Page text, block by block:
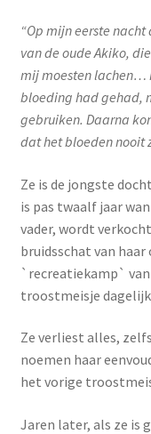
“Op mijn eerste
van de oude Akiko,
mij moesten lachen…
bloeding had gehad,
gebruiken. Daarna
dat het bloeden nooit
Ze is de jongste
is pas twaalf jaar
vader, wordt
bruidsschat van haar
`recreatiekamp` van
troostmeisje
Ze verliest alles,
noemen haar
het vorige
Jaren later, als ze is